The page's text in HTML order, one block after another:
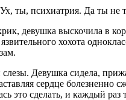
ты, психиатрия. Да ты не
девушка выскочила в
хохота
Девушка сидела,
сердце
это сделать, и каждый раз